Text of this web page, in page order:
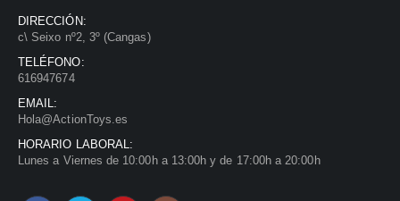
DIRECCIÓN:
c\ Seixo nº2, 3º (Cangas)
TELÉFONO:
616947674
EMAIL:
Hola@ActionToys.es
HORARIO LABORAL:
Lunes a Viernes de 10:00h a 13:00h y de 17:00h a 20:00h